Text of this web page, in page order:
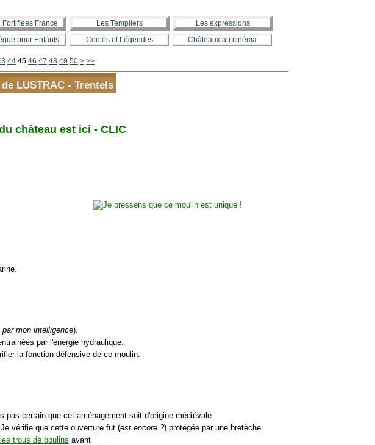
Fortifiées France Les Templiers
Les expressions
pour Enfants Contes et Légendes Châteaux au cinéma
44 45 46 47 48 49 50 60
70
80
> >>
LUSTRAC - Trentels
château est ici - CLIC
mon intelligence).
par l'énergie hydraulique.
la fonction défensive de ce moulin.
pas certain que cet aménagement soit d'origine médiévale.
vérifie que cette ouverture fut (est encore ?) protégée par une bretèche.
les trous de boulins ayant